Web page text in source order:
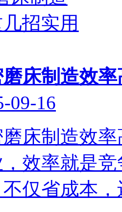
床制造效
09-16
床制造效
效率就是
仅省成本